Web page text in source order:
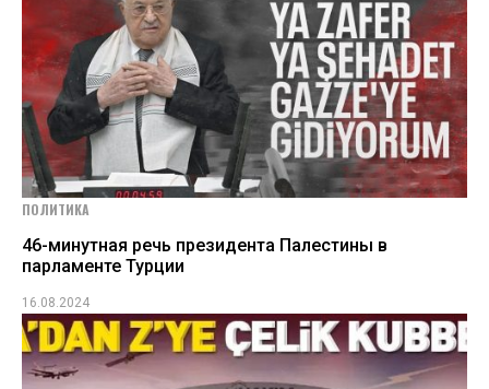
ПОЛИТИКА
46-минутная речь президента Палестины в
парламенте Турции
16.08.2024